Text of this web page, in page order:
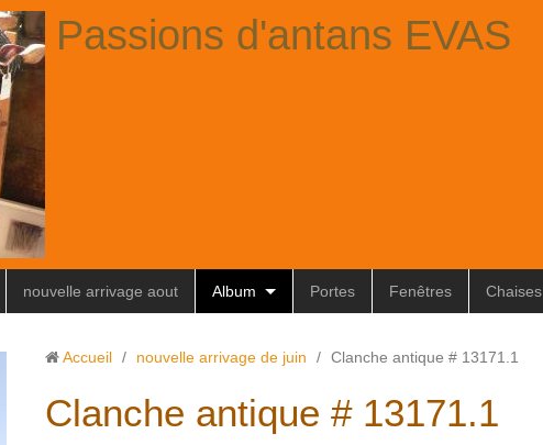
Passions d'antans EVAS
nouvelle arrivage aout Album Portes Fenêtres Chaises
Accueil / nouvelle arrivage de juin / Clanche antique # 13171.1
Clanche antique # 13171.1